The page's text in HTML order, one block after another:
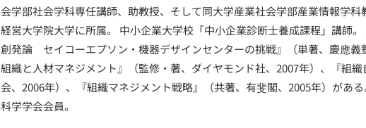
会学部社会学科専任講師、助教授、そして同大学産業社会学部産業情報学科
経営大学院大学に所属。 中小企業大学校「中小企業診断士養成課程」講師
創発論 セイコーエプソン・機器デザインセンターの挑戦』（単著、慶應義
組織と人材マネジメント』（監修・著、ダイヤモンド社、2007年）、『組
会、2006年）、『組織マネジメント戦略』（共著、有斐閣、2005年）があ
科学学会会員。